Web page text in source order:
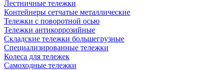
Лестничные тележки
Контейнеры сетчатые металлические
Тележки с поворотной осью
Тележки антикоррозийные
Складские тележки большегрузные
Специализированные тележки
Колеса для тележек
Самоходные тележки